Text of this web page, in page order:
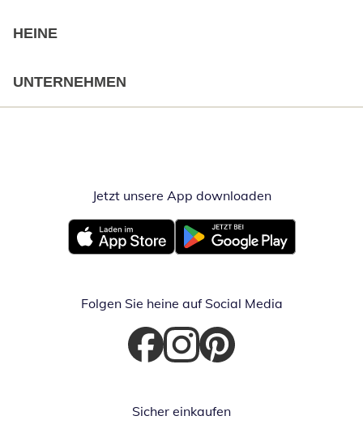
HEINE
UNTERNEHMEN
Jetzt unsere App downloadenÖffnet in
Öffnet in neuem FensterÖffnet in neuem Fenster
Folgen Sie heine auf Social Media
Öffnet in neuem Fenster
Öffnet in neuem Fenster
Öffnet in neuem Fenster
Sicher einkaufen